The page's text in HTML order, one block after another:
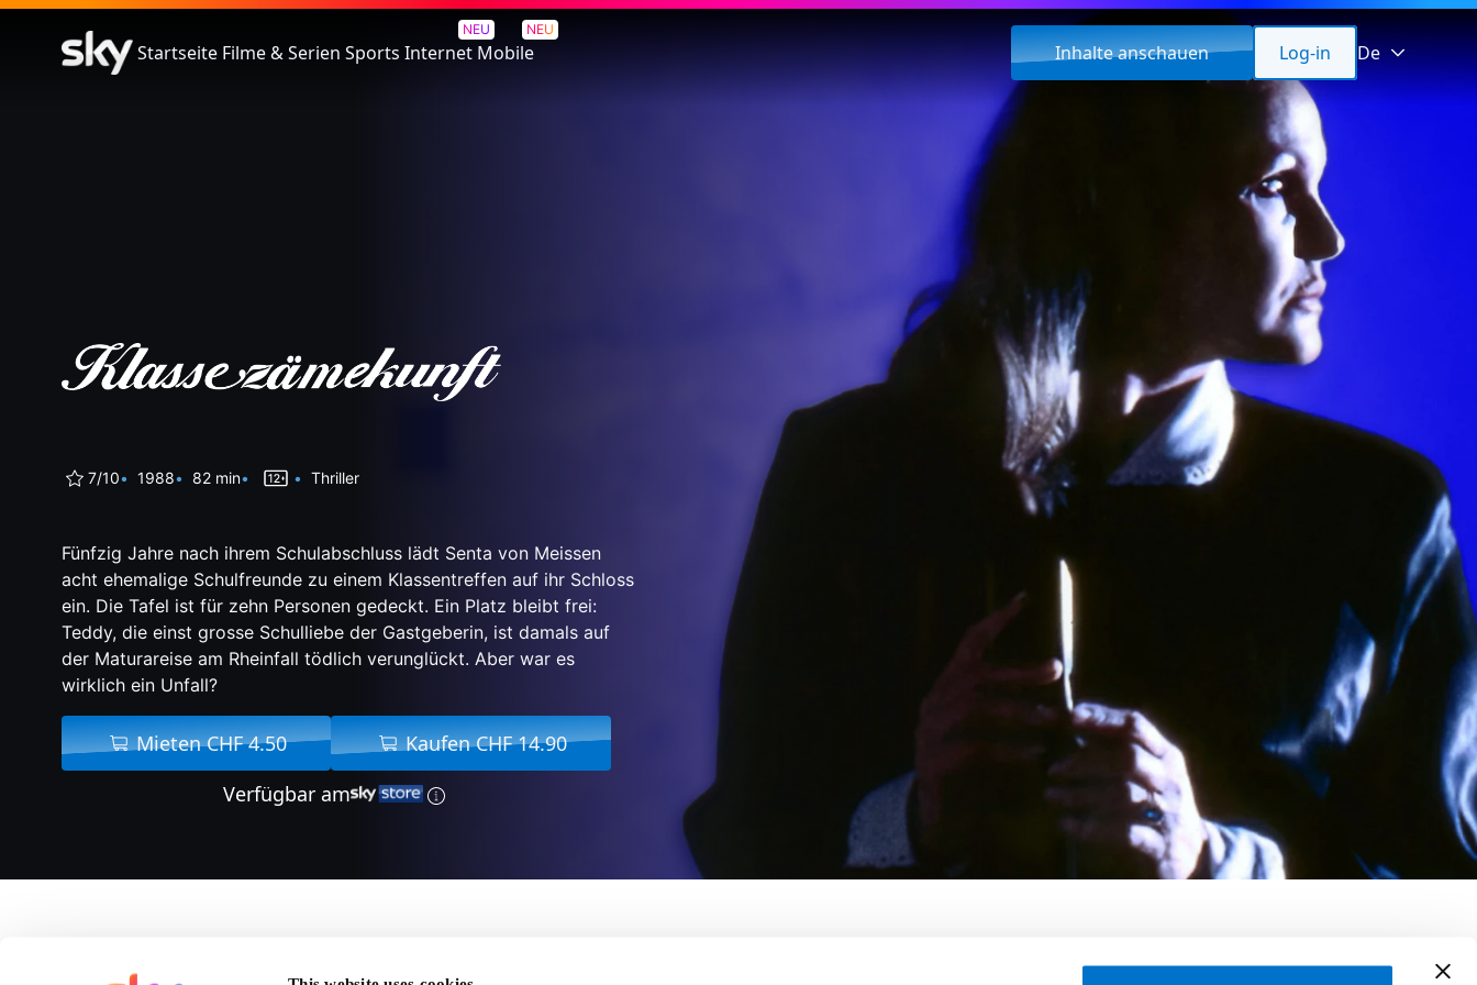
Startseite Filme & Serien Sports
NEU
Internet
NEU
Mobile Inhalte anschauen Log-in De
Klassezämekunft
7/10 1988 82 min Thriller
Fünfzig Jahre nach ihrem Schulabschluss lädt Senta von Meissen
acht ehemalige Schulfreunde zu einem Klassentreffen auf ihr Schloss
ein. Die Tafel ist für zehn Personen gedeckt. Ein Platz bleibt frei:
Teddy, die einst grosse Schulliebe der Gastgeberin, ist damals auf
der Maturareise am Rheinfall tödlich verunglückt. Aber war es
wirklich ein Unfall?
Mieten CHF 4.50
Kaufen CHF 14.90
Verfügbar am